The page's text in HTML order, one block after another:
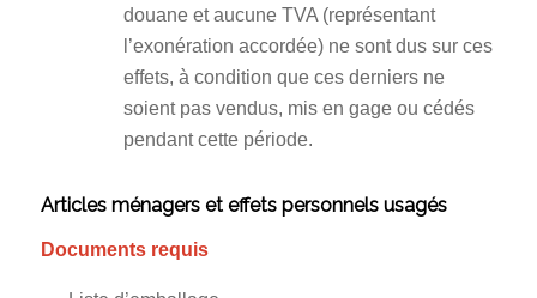
douane et aucune TVA (représentant
l’exonération accordée) ne sont dus sur ces
effets, à condition que ces derniers ne
soient pas vendus, mis en gage ou cédés
pendant cette période.
Articles ménagers et effets personnels usagés
Documents requis